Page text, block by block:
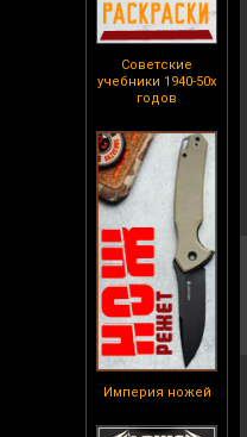
Советские
учебники 1940-50х
годов
Империя ножей